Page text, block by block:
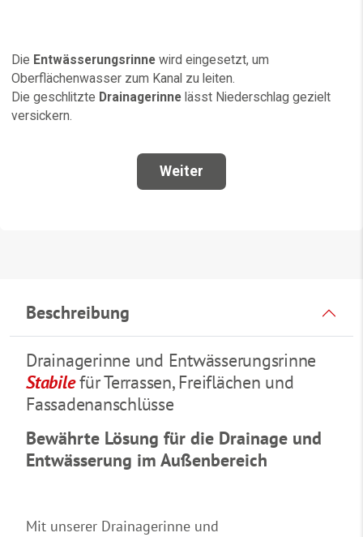
Beschreibung
Drainagerinne und Entwässerungsrinne
Stabilefür Terrassen, Freiflächen und
Fassadenanschlüsse
Bewährte Lösung für die Drainage und
Entwässerung im Außenbereich
Mit unserer Drainagerinne und